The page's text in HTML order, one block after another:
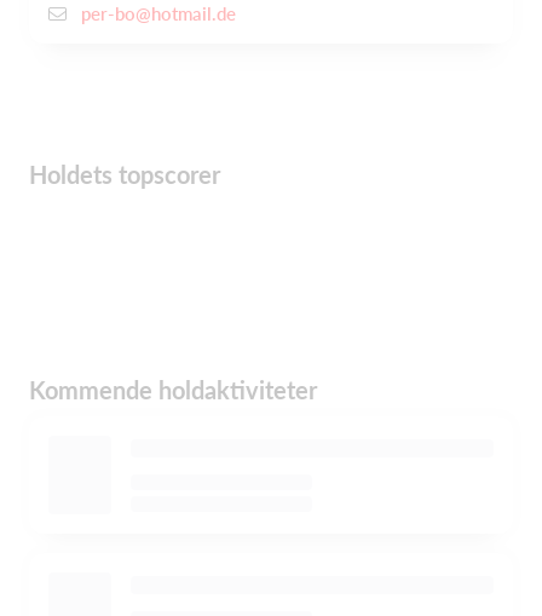
per-bo@hotmail.de
Holdets topscorer
Kommende holdaktiviteter